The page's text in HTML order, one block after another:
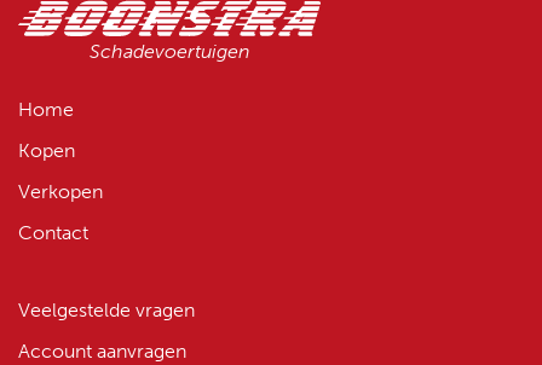
Schadevoertuigen
Home
Kopen
Verkopen
Contact
Veelgestelde vragen
Account aanvragen